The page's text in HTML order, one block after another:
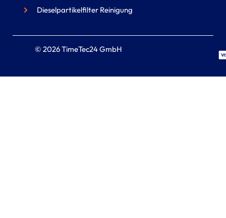
Dieselpartikelfilter Reinigung
© 2026 TimeTec24 GmbH